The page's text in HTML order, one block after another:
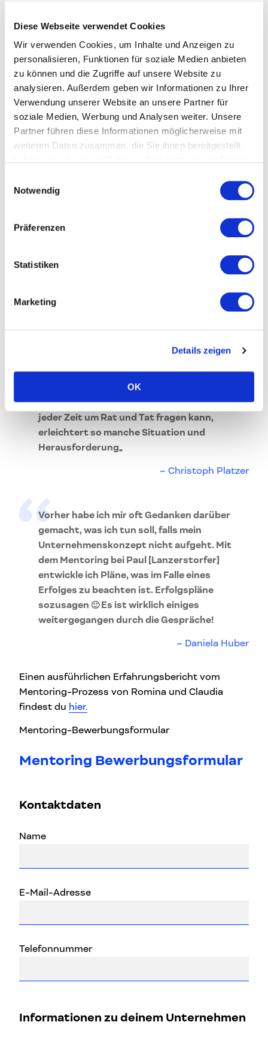
Diese Webseite verwendet Cookies
Wir verwenden Cookies, um Inhalte und Anzeigen zu
personalisieren, Funktionen für soziale Medien anbieten
zu können und die Zugriffe auf unsere Website zu
analysieren. Außerdem geben wir Informationen zu Ihrer
Verwendung unserer Website an unsere Partner für
soziale Medien, Werbung und Analysen weiter. Unsere
Partner führen diese Informationen möglicherweise mit
weiteren Daten zusammen, die Sie ihnen bereitgestellt
Notwendig
Präferenzen
Statistiken
Marketing
Details zeigen
OK
in einem ersten Kennenlerngespräch kannst
unverbindlich kennenlernen. Schau dich gern
vorab um in unseren
Mentor*innen-Pool
Step #4: It’s a match!
Deine Mentorin / Dein Mentor und du startet
euren Mentoringprozess und nutzt die 5
Stunden Zeitkontingent.
uns.
Erfahrungen unserer Mentees
„Verena [Hahn ]hat mir als Mentorin nicht nur
aufgezeigt, sondern mich auch rhetorisch auf
eine wichtige Präsentation vorbereiten
Alleine zu wissen, einen Profi wie Marco
[Steiner] an der Seite zu haben, den man zu
jeder Zeit um Rat und Tat fragen kann,
erleichtert so manche Situation und
Herausforderung„
Christoph Platzer
Vorher habe ich mir oft Gedanken darüber
gemacht, was ich tun soll, falls mein
Unternehmenskonzept nicht aufgeht. Mit
dem Mentoring bei Paul [Lanzerstorfer]
entwickle ich Pläne, was im Falle eines
Erfolges zu beachten ist. Erfolgspläne
sozusagen 🙂 Es ist wirklich einiges
weitergegangen durch die Gespräche!
Daniela Huber
Einen ausführlichen Erfahrungsbericht vom
Mentoring-Prozess von Romina und Claudia
findest du hier.
Mentoring-Bewerbungsformular
Mentoring Bewerbungsformular
Kontaktdaten
Name
E-Mail-Adresse
Telefonnummer
Informationen zu deinem Unternehmen